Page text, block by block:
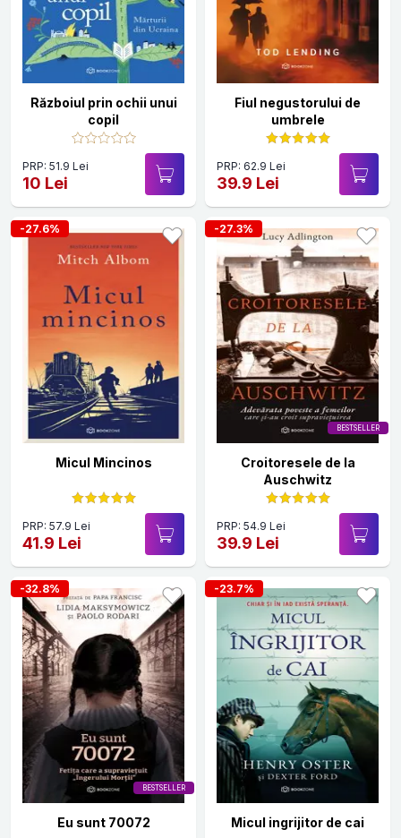
Războiul prin ochii unui
copil
PRP: 51.9 Lei
10 Lei
Fiul negustorului de
umbrele
PRP: 62.9 Lei
39.9 Lei
-27.6%
Micul Mincinos
PRP: 57.9 Lei
41.9 Lei
BESTSELLER
-27.3%
Croitoresele de la
Auschwitz
PRP: 54.9 Lei
39.9 Lei
BESTSELLER
-32.8%
Eu sunt 70072
-23.7%
Micul ingrijitor de cai